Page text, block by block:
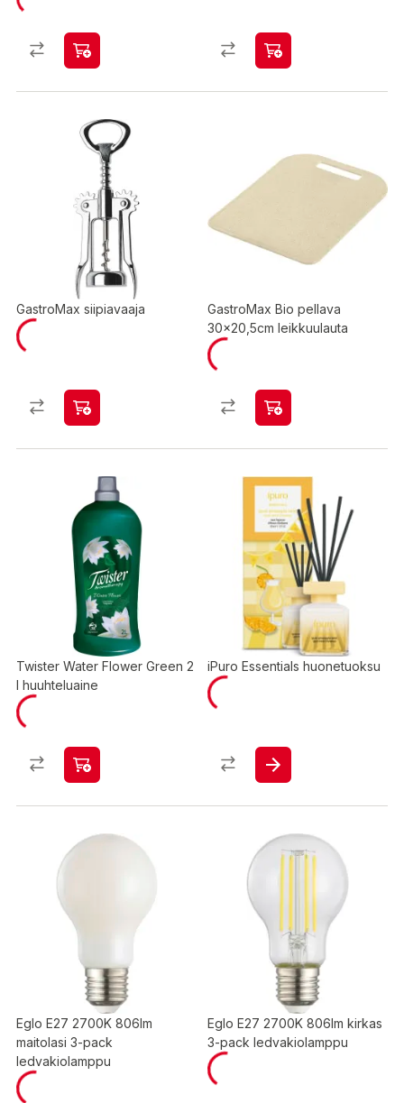
GastroMax siipiavaaja
GastroMax Bio pellava
30x20,5cm leikkuulauta
Twister Water Flower Green 2
l huuhteluaine
iPuro Essentials huonetuoksu
Eglo E27 2700K 806lm
maitolasi 3-pack
ledvakiolamppu
Eglo E27 2700K 806lm kirkas
3-pack ledvakiolamppu